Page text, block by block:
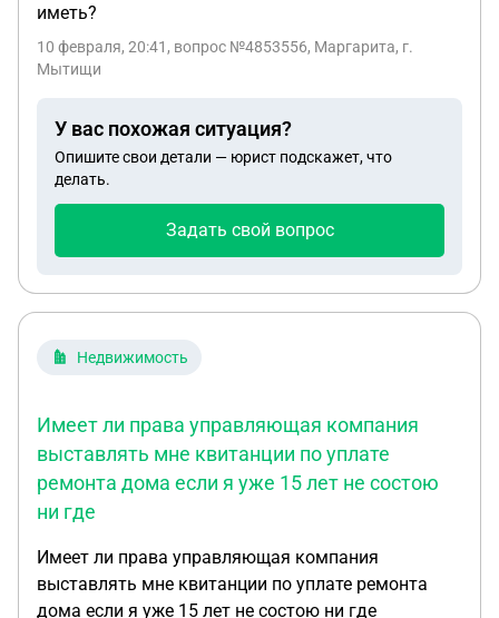
иметь?
10 февраля, 20:41 , вопрос №4853556, Маргарита, г.
Мытищи
У вас похожая ситуация?
Опишите свои детали — юрист подскажет, что
делать.
Задать свой вопрос
Недвижимость
Имеет ли права управляющая компания
выставлять мне квитанции по уплате
ремонта дома если я уже 15 лет не состою
ни где
Имеет ли права управляющая компания
выставлять мне квитанции по уплате ремонта
дома если я уже 15 лет не состою ни где